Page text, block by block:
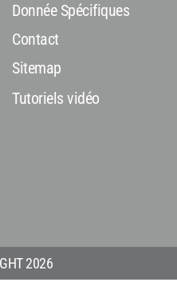
Donnée Spécifiques
Contact
Sitemap
Tutoriels vidéo
2026